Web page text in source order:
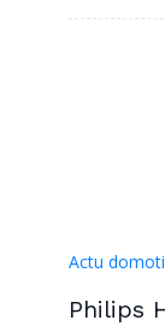
Actu
Philips